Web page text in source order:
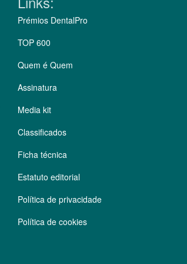
Prémios DentalPro
TOP 600
Quem é Quem
Assinatura
Media kit
Classificados
Ficha técnica
Estatuto editorial
Política de privacidade
Política de cookies